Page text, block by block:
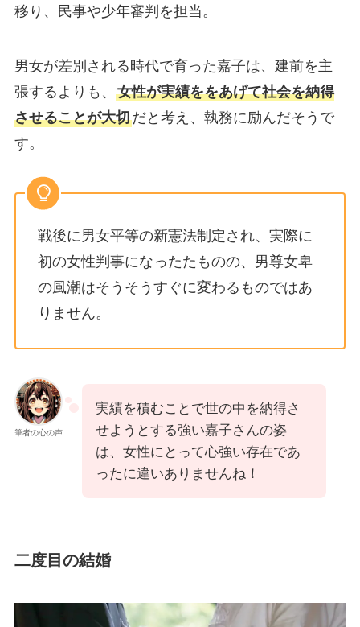
移り、民事や少年審判を担当。
男女が差別される時代で育った嘉子は、建前を主
張するよりも、 女性が実績ををあげて社会を納得
させることが大切だと考え、執務に励んだそうで
す。
戦後に男女平等の新憲法制定され、実際に
初の女性判事になったたものの、男尊女卑
の風潮はそうそうすぐに変わるものではあ
りません。
筆者の心の声
実績を積むことで世の中を納得さ
せようとする強い嘉子さんの姿
は、女性にとって心強い存在であ
ったに違いありませんね！
二度目の結婚